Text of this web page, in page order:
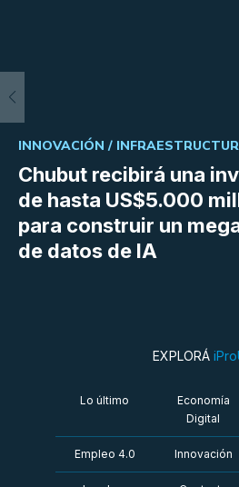
Chubut recibirá una
de hasta US$5.000
para construir un
de datos de IA
INNOVACIÓN /
EXPLORÁ
Lo último
Economía
Digital
Empleo 4.0 Innovación